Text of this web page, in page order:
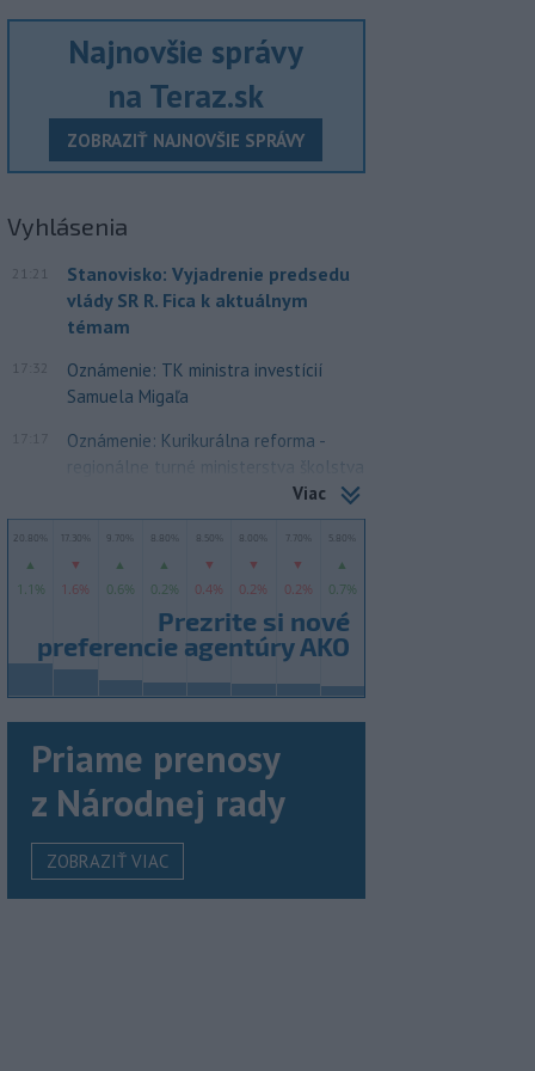
Najnovšie správy
na Teraz.sk
ZOBRAZIŤ NAJNOVŠIE SPRÁVY
Vyhlásenia
21:21
Stanovisko: Vyjadrenie predsedu
vlády SR R. Fica k aktuálnym
témam
17:32
Oznámenie: TK ministra investícií
Samuela Migaľa
Oznámenie: Kurikurálna reforma -
regionálne turné ministerstva školstva
Viac
Priame prenosy
z Národnej rady
ZOBRAZIŤ VIAC